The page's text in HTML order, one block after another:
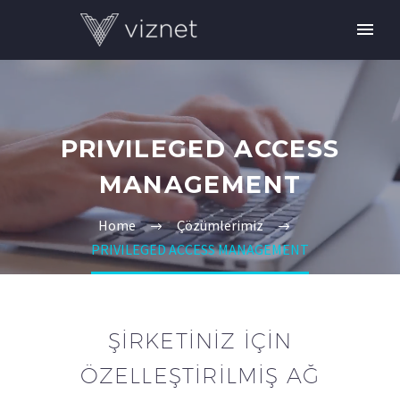
PRIVILEGED ACCESS
MANAGEMENT
Home
Çözümlerimiz
PRIVILEGED ACCESS MANAGEMENT
ŞIRKETINIZ IÇIN
ÖZELLEŞTIRILMIŞ AĞ